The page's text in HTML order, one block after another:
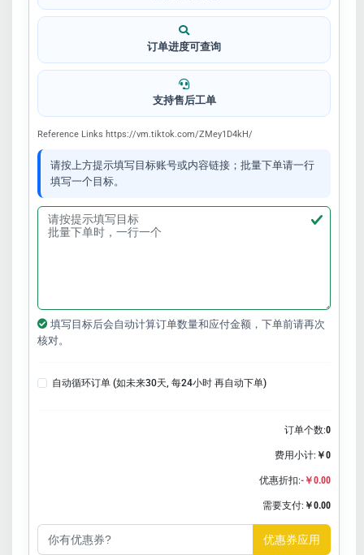
订单进度可查询
支持售后工单
Reference Links https://vm.tiktok.com/ZMey1D4kH/
请按上方提示填写目标账号或内容链接；批量下单请一行
填写一个目标。
填写目标后会自动计算订单数量和应付金额，下单前请再次
核对。
自动循环订单 (如未来30天, 每24小时 再自动下单)
订单个数:0
费用小计: ￥0
优惠折扣:-￥0.00
需要支付: ￥0.00
优惠券应用